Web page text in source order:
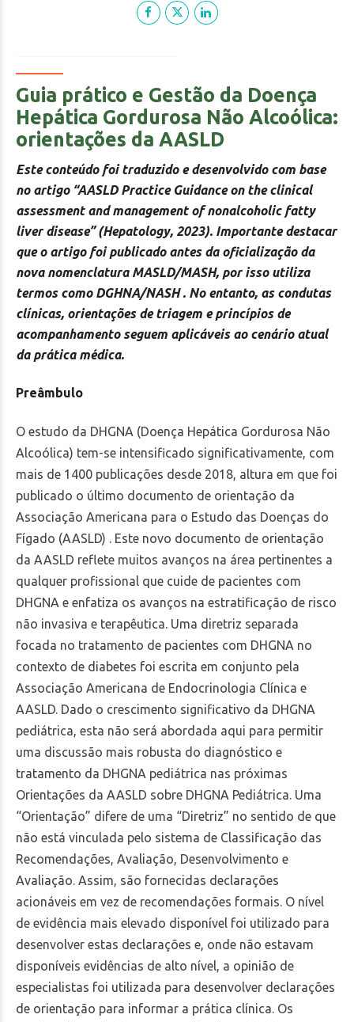
Guia prático e Gestão da Doença
Hepática Gordurosa Não Alcoólica:
orientações da AASLD
Este conteúdo foi traduzido e desenvolvido com base
no artigo “AASLD Practice Guidance on the clinical
assessment and management of nonalcoholic fatty
liver disease” (Hepatology, 2023). Importante destacar
que o artigo foi publicado antes da oficialização da
nova nomenclatura MASLD/MASH, por isso utiliza
termos como DGHNA/NASH . No entanto, as condutas
clínicas, orientações de triagem e princípios de
acompanhamento seguem aplicáveis ao cenário atual
da prática médica.
Preâmbulo
O estudo da DHGNA (Doença Hepática Gordurosa Não
Alcoólica) tem-se intensificado significativamente, com
mais de 1400 publicações desde 2018, altura em que foi
publicado o último documento de orientação da
Associação Americana para o Estudo das Doenças do
Fígado (AASLD) . Este novo documento de orientação
da AASLD reflete muitos avanços na área pertinentes a
qualquer profissional que cuide de pacientes com
DHGNA e enfatiza os avanços na estratificação de risco
não invasiva e terapêutica. Uma diretriz separada
focada no tratamento de pacientes com DHGNA no
contexto de diabetes foi escrita em conjunto pela
Associação Americana de Endocrinologia Clínica e
AASLD. Dado o crescimento significativo da DHGNA
pediátrica, esta não será abordada aqui para permitir
uma discussão mais robusta do diagnóstico e
tratamento da DHGNA pediátrica nas próximas
Orientações da AASLD sobre DHGNA Pediátrica. Uma
“Orientação” difere de uma “Diretriz” no sentido de que
não está vinculada pelo sistema de Classificação das
Recomendações, Avaliação, Desenvolvimento e
Avaliação. Assim, são fornecidas declarações
acionáveis em vez de recomendações formais. O nível
de evidência mais elevado disponível foi utilizado para
desenvolver estas declarações e, onde não estavam
disponíveis evidências de alto nível, a opinião de
especialistas foi utilizada para desenvolver declarações
de orientação para informar a prática clínica. Os